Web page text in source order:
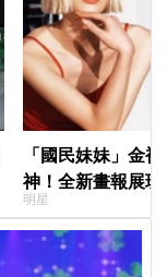
「國民妹妹」金
神！全新畫報展
《100日的謊言》
明星